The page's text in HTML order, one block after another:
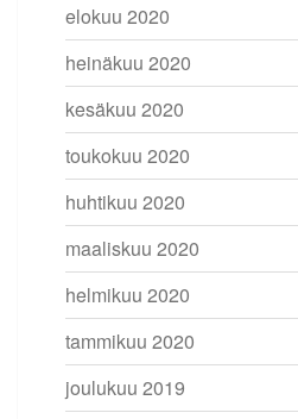
elokuu 2020
heinäkuu 2020
kesäkuu 2020
toukokuu 2020
huhtikuu 2020
maaliskuu 2020
helmikuu 2020
tammikuu 2020
joulukuu 2019